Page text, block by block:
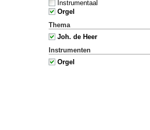
Instrumentaal
Orgel
Thema
Joh. de Heer
Instrumenten
Orgel